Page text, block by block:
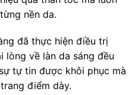
nền da.
đã thực hiện điều trị
lòng về làn da sáng đều
tự tin được khôi phục mà
điểm dày.